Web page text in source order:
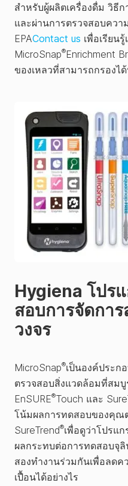
สำหรับผู้ผลิตเครื่องดื่ม วิธีก
และผ่านการตรวจสอบควา
EPAContact us เพื่อเรียน
MicroSnap®Enrichment
ของเหลวที่สามารถกรองไ
Hygiena โปร
สอบการจัดกา
วงจร
MicroSnap®เป็นองค์ประก
ตรวจสอบสิ่งแวดล้อมที่สม
EnSURE®Touch และ
โน้มผลการทดสอบของคุณ
SureTrend®เพื่อดูว่าโปรแ
ผลกระทบต่อการทดสอบจุ
สองทำงานร่วมกันเพื่อลดค
เปื้อนได้อย่างไร